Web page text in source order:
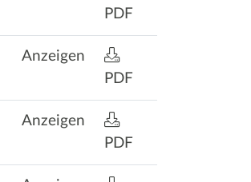
PDF
Anzeigen
PDF
Anzeigen
PDF